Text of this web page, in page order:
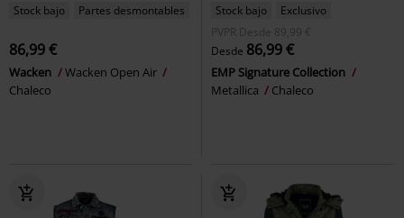
Stock bajo Partes desmontables
86,99 €
Wacken
Wacken Open Air
Chaleco
Stock bajo
Exclusivo
PVPR
Desde 89,99 €
Desde 86,99 €
EMP Signature Collection
Metallica
Chaleco